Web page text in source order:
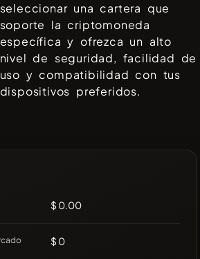
seleccionar una cartera que
soporte la criptomoneda
específica y ofrezca un alto
nivel de seguridad, facilidad de
uso y compatibilidad con tus
dispositivos preferidos.
$ 0.00
$ 0